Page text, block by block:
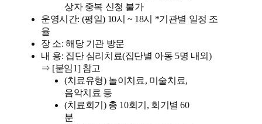
상자 중복 신청 불가
운영시간: (평일) 10시 ~ 18시 *기관별 일정 조
율
장 소: 해당 기관 방문
내 용: 집단 심리치료(집단별 아동 5명 내외)
⇒ [붙임1] 참고
(치료유형) 놀이치료, 미술치료,
음악치료 등
(치료회기) 총 10회기, 회기별 60
분